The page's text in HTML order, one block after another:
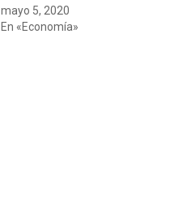
mayo 5, 2020
En «Economía»